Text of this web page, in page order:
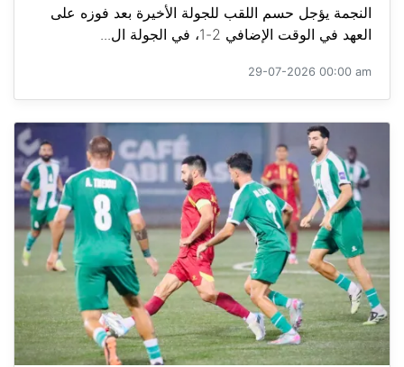
النجمة يؤجل حسم اللقب للجولة الأخيرة بعد فوزه على
العهد في الوقت الإضافي 2-1، في الجولة ال...
29-07-2026 00:00 am